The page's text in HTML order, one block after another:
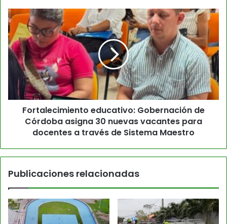
Fortalecimiento educativo: Gobernación de
Córdoba asigna 30 nuevas vacantes para
docentes a través de Sistema Maestro
Publicaciones relacionadas